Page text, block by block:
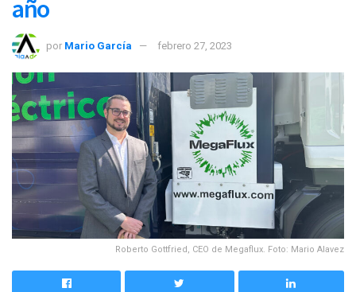
año
por Mario García febrero 27, 2023
Roberto Gottfried, CEO de Megaflux. Foto: Mario Alavez